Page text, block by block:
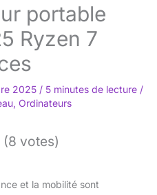
portable
Ryzen 7
2025 / 5 minutes de lecture /
, Ordinateurs
votes)
et la mobilité sont